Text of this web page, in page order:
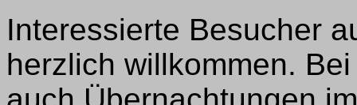
Interessierte Besucher
herzlich willkommen.